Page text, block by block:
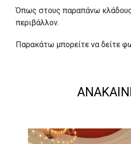
Όπως στους παραπάνω κλάδους
περιβάλλον.
Παρακάτω μπορείτε να δείτε